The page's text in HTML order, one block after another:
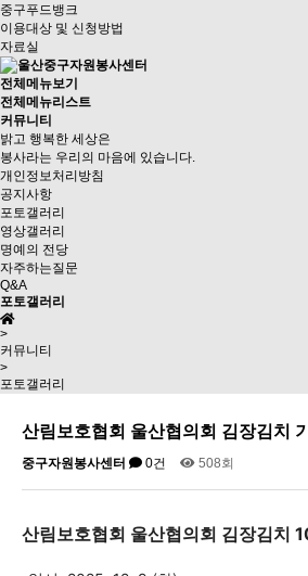
중구푸드뱅크
이용대상 및 신청방법
자료실
전체메뉴보기
전체메뉴리스트
커뮤니티
밝고 행복한 세상은
봉사라는 우리의 마음에 있습니다.
개인정보처리방침
공지사항
포토갤러리
영상갤러리
명예의 전당
자주하는질문
Q&A
포토갤러리
>
커뮤니티
>
포토갤러리
산림보호협회 울산협의회 김장김치
중구자원봉사센터 0건 508회
산림보호협회 울산협의회 김장김치